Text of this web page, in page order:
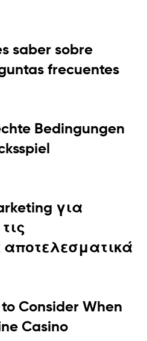
saber sobre
frecuentes
Bedingungen
για
αποτελεσματικά
Consider When
Casino